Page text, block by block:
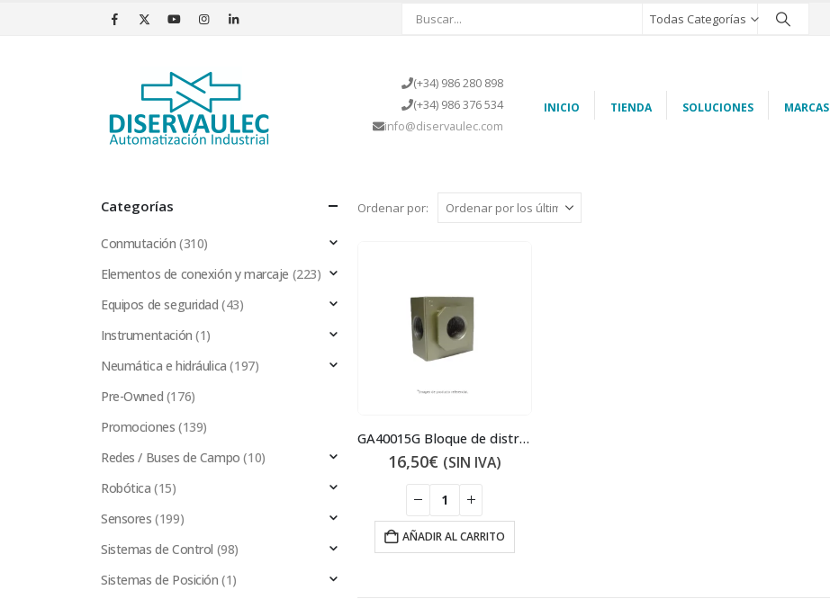
Todas Categorías
(+34) 986 280 898
(+34) 986 376 534
info@diservaulec.com
INICIO TIENDA SOLUCIONES MARCAS
Ordenar por:
GA40015G Bloque de distribución de aire
16,50€ (SIN IVA)
AÑADIR AL CARRITO
Categorías
Conmutación (310)
Elementos de conexión y marcaje (223)
Equipos de seguridad (43)
Instrumentación (1)
Neumática e hidráulica (197)
Pre-Owned (176)
Promociones (139)
Redes / Buses de Campo (10)
Robótica (15)
Sensores (199)
Sistemas de Control (98)
Sistemas de Posición (1)